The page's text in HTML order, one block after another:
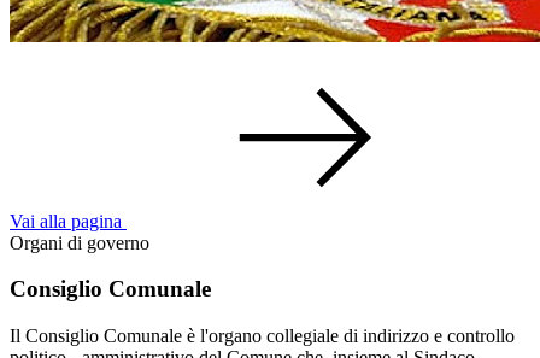
Vai alla pagina
Organi di governo
Consiglio Comunale
Il Consiglio Comunale è l'organo collegiale di indirizzo e controllo